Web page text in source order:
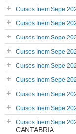
Cursos Inem Sepe
Cursos Inem Sepe
Cursos Inem Sepe
Cursos Inem Sepe
Cursos Inem Sepe
Cursos Inem Sepe
Cursos Inem Sepe
Cursos Inem Sepe
Cursos Inem Sepe
CANTABRIA